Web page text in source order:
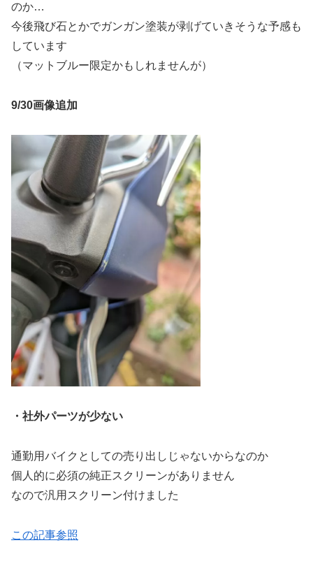
のか…
今後飛び石とかでガンガン塗装が剥げていきそうな予感も
しています
（マットブルー限定かもしれませんが）
9/30画像追加
・社外パーツが少ない
通勤用バイクとしての売り出しじゃないからなのか
個人的に必須の純正スクリーンがありません
なので汎用スクリーン付けました
この記事参照